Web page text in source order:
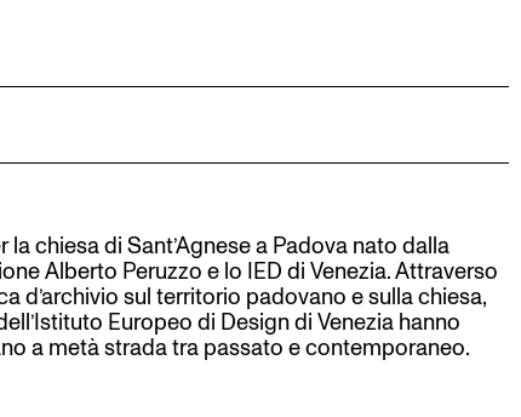
chiesa di Sant’Agnese a Padova nato dalla
Alberto Peruzzo e lo IED di Venezia. Attraverso
d’archivio sul territorio padovano e sulla chiesa,
Europeo di Design di Venezia hanno
a metà strada tra passato e contemporaneo.